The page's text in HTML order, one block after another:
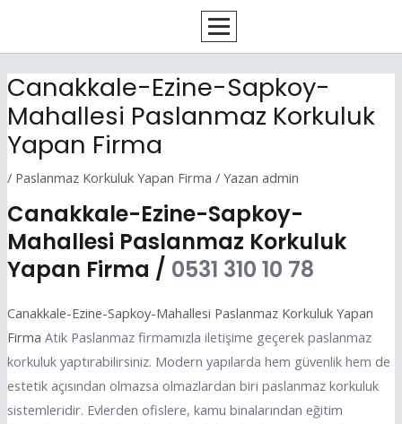
Canakkale-Ezine-Sapkoy-
Mahallesi Paslanmaz Korkuluk
Yapan Firma
/ Paslanmaz Korkuluk Yapan Firma / Yazan admin
Canakkale-Ezine-Sapkoy-
Mahallesi Paslanmaz Korkuluk
Yapan Firma / 0531 310 10 78
Canakkale-Ezine-Sapkoy-Mahallesi Paslanmaz Korkuluk Yapan
Firma Atik Paslanmaz firmamızla iletişime geçerek paslanmaz
korkuluk yaptırabilirsiniz. Modern yapılarda hem güvenlik hem de
estetik açısından olmazsa olmazlardan biri paslanmaz korkuluk
sistemleridir. Evlerden ofislere, kamu binalarından eğitim